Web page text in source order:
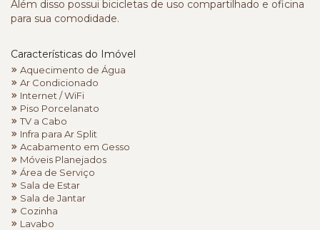
Além disso possui bicicletas de uso compartilhado e oficina
para sua comodidade.
Características do Imóvel
Aquecimento de Água
Ar Condicionado
Internet / WiFi
Piso Porcelanato
TV a Cabo
Infra para Ar Split
Acabamento em Gesso
Móveis Planejados
Área de Serviço
Sala de Estar
Sala de Jantar
Cozinha
Lavabo